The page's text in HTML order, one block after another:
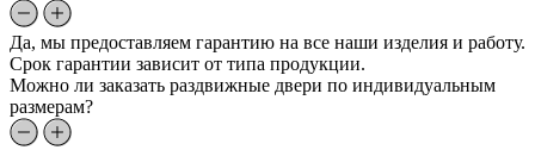
Да, мы предоставляем гарантию на все наши изделия и работу.
Срок гарантии зависит от типа продукции.
Можно ли заказать раздвижные двери по индивидуальным
размерам?